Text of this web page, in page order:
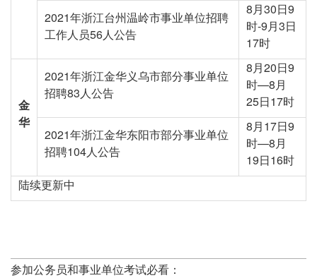
2021年浙江台州温岭市事业单位招聘
工作人员56人公告
8月30日9
时-9月3日
17时
金
华
2021年浙江金华义乌市部分事业单位
招聘83人公告
8月20日9
时—8月
25日17时
2021年浙江金华东阳市部分事业单位
招聘104人公告
8月17日9
时—8月
19日16时
陆续更新中
参加公务员和事业单位考试必看：